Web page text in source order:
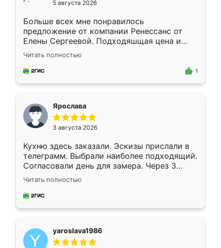
5 августа 2026
Больше всех мне понравилось
предложение от компании Ренессанс от
Елены Сергеевой. Подходяшщая цена и
короткие сроки изготовления. Приехавший
для замера сотрудник Владислав
предложил по моему эскизу самый
Читать полностью
1
Ярослава
3 августа 2026
Кухню здесь заказали. Эскизы прислали в
телеграмм. Выбрали наиболее подходящий.
Согласовали день для замера. Через 3
недели кухня была уже готова. Остались
довольны работой. Спасибо Ренессанс
мебель за качественную работу!
Читать полностью
yaroslava1986